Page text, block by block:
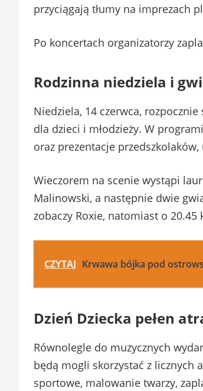
przyciągają tłumy na imprezach
Po koncertach organizatorzy
Rodzinna niedziela i
Niedziela, 14 czerwca,
dla dzieci i młodzieży. W
oraz prezentacje
Wieczorem na scenie wystąpi
Malinowski, a następnie dwie
zobaczy Roxie, natomiast o 20.45
CZYTAJ Krwawa bójka pod
Dzień Dziecka pełen
Równolegle do muzycznych
będą mogli skorzystać z licznych
sportowe, malowanie twarzy,